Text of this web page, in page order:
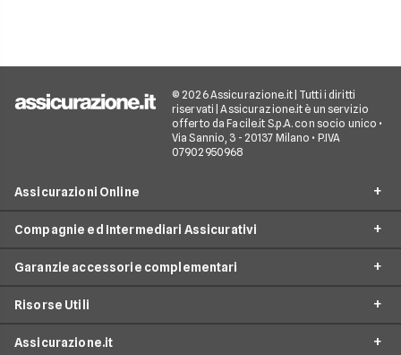
© 2026 Assicurazione.it | Tutti i diritti
riservati | Assicurazione.it è un servizio
offerto da Facile.it S.p.A. con socio unico •
Via Sannio, 3 - 20137 Milano • P.IVA
07902950968
Assicurazioni Online
RC Auto
RC Moto
Assicurazione Ciclomotore
Compagnie ed Intermediari Assicurativi
Allianz Direct
Prima.it
Garanzie accessorie complementari
Infortuni conducente
Risorse Utili
Assicurazione.it